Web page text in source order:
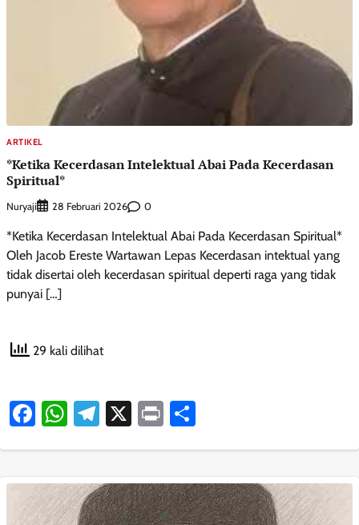
ARTIKEL
*Ketika Kecerdasan Intelektual Abai Pada Kecerdasan
Spiritual*
Nuryaji 28 Februari 2026 0
*Ketika Kecerdasan Intelektual Abai Pada Kecerdasan Spiritual*
Oleh Jacob Ereste Wartawan Lepas Kecerdasan intektual yang
tidak disertai oleh kecerdasan spiritual deperti raga yang tidak
punyai […]
29 kali dilihat
Facebook
WhatsApp
Telegram
X Print